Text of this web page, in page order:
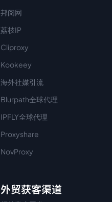
邦阅网
荔枝IP
Cliproxy
Kookeey
海外社媒引流
Blurpath全球代理
IPFLY全球代理
Proxyshare
NovProxy
外贸获客渠道